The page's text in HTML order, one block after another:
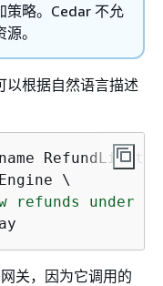
策略。Cedar 不允
。
以根据自然语言描述
RefundLimit \
\
refunds under
关，因为它调用的